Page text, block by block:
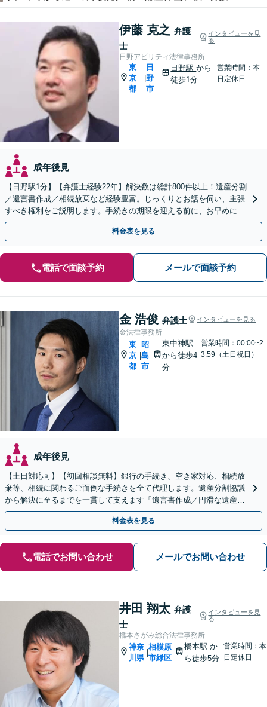
伊藤 克之 弁護
士
インタビューを見
る
日野アビリティ法律事務所
東
京
都
日
野
市
日野駅から
徒歩1分
営業時間：本
日定休日
成年後見
【日野駅1分】【弁護士経験22年】解決数は総計800件以上！遺産分割
／遺言書作成／相続放棄など経験豊富。じっくりとお話を伺い、主張
すべき権利をご説明します。手続きの期限を迎える前に、お早めにご
相談ください【初回相談無料】【オンライン相談可】
料金表を見る
電話で面談予約 メールで面談予約
金 浩俊 弁護士 インタビューを見る
金法律事務所
東
京
都
|
昭
島
市
東中神駅
から徒歩4
分
営業時間：00:00~2
3:59（土日祝日）
成年後見
【土日対応可】【初回相談無料】銀行の手続き、空き家対応、相続放
棄等、相続に関わるご面倒な手続きを全て代理します。遺産分割協議
から解決に至るまでを一貫して支えます「遺言書作成／円滑な遺産分
割を」「家族信託／信頼できる家族に財産管理を任せる」
料金表を見る
電話でお問い合わせ メールでお問い合わせ
井田 翔太 弁護
士
インタビューを見
る
橋本さがみ総合法律事務所
神奈
川県
相模原
市緑区
橋本駅 か
ら徒歩5分
営業時間：本
日定休日